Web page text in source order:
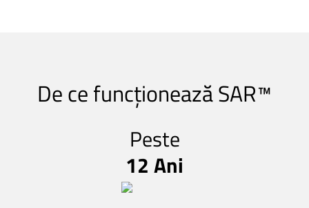
De ce funcționează SAR™
Peste
12 Ani